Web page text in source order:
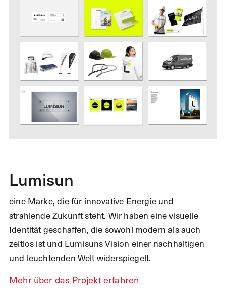
Lumisun
eine Marke, die für innovative Energie und
strahlende Zukunft steht. Wir haben eine visuelle
Identität geschaffen, die sowohl modern als auch
zeitlos ist und Lumisuns Vision einer nachhaltigen
und leuchtenden Welt widerspiegelt.
Mehr über das Projekt erfahren